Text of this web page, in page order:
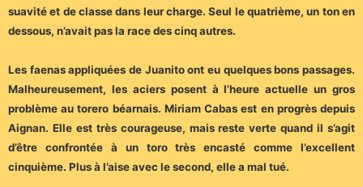
suavité et de classe dans leur charge. Seul le quatrième, un ton en
dessous, n’avait pas la race des cinq autres.
Les faenas appliquées de Juanito ont eu quelques bons passages.
Malheureusement, les aciers posent à l’heure actuelle un gros
problème au torero béarnais. Miriam Cabas est en progrès depuis
Aignan. Elle est très courageuse, mais reste verte quand il s’agit
d’être confrontée à un toro très encasté comme l’excellent
cinquième. Plus à l’aise avec le second, elle a mal tué.